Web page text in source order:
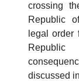
crossing
Republic
legal order
discussed